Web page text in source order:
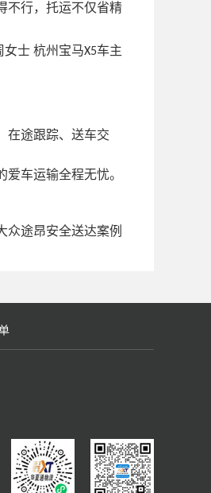
不行，托运不仅省精
女士 杭州宝马X5车主
在途跟踪、送车交
车运输全程无忧。
众途昂安全送达案例